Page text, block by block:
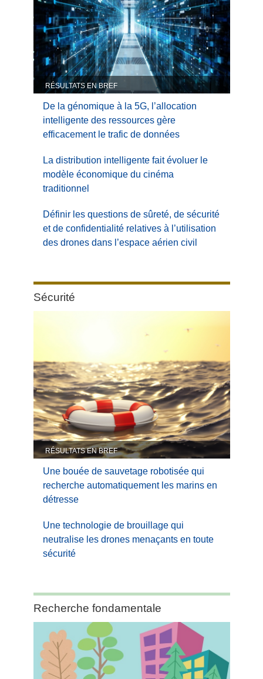
RÉSULTATS EN BREF
De la génomique à la 5G, l’allocation
intelligente des ressources gère
efficacement le trafic de données
La distribution intelligente fait évoluer le
modèle économique du cinéma
traditionnel
Définir les questions de sûreté, de sécurité
et de confidentialité relatives à l’utilisation
des drones dans l’espace aérien civil
Category:
Sécurité
Sécurité
RÉSULTATS EN BREF
Une bouée de sauvetage robotisée qui
recherche automatiquement les marins en
détresse
Une technologie de brouillage qui
neutralise les drones menaçants en toute
sécurité
Category:
Recherche
fondamentale
Recherche fondamentale